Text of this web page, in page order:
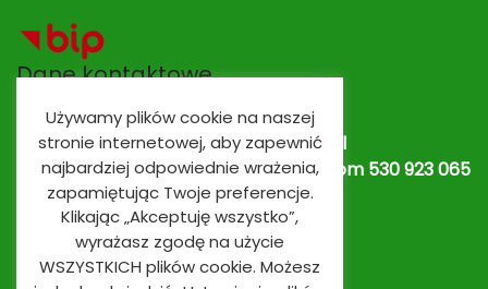
Dane kontaktowe
Adres e-mail:spobrowo@spobrowo.pl
Nr telefonu / fax:(56) 674 70 30 tel. kom 530 923 065
530 923 839Oddziały przedszkolne
Używamy plików cookie na naszej
stronie internetowej, aby zapewnić
najbardziej odpowiednie wrażenia,
zapamiętując Twoje preferencje.
Klikając „Akceptuję wszystko”,
wyrażasz zgodę na użycie
WSZYSTKICH plików cookie. Możesz